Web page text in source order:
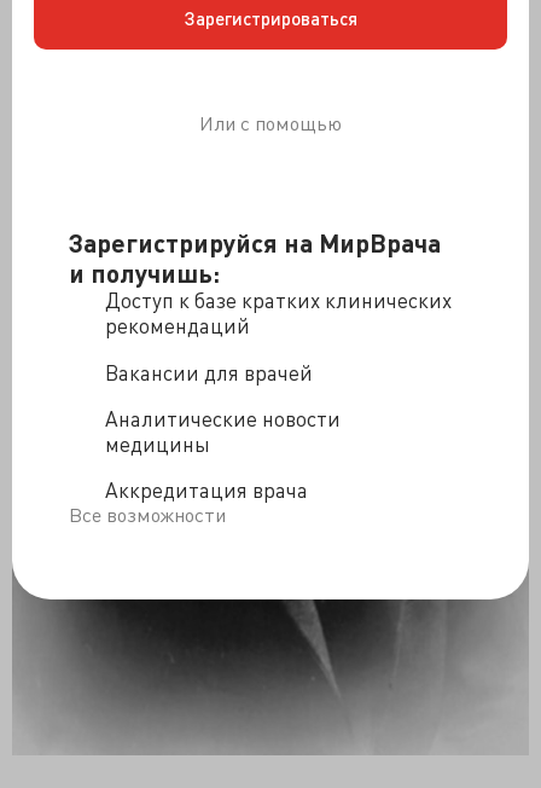
Зарегистрируйся на МирВрача
и получишь:
Доступ к базе кратких клинических
рекомендаций
Вакансии для врачей
Аналитические новости
медицины
Аккредитация врача
Все возможности
Зарегистрироваться
Или с помощью